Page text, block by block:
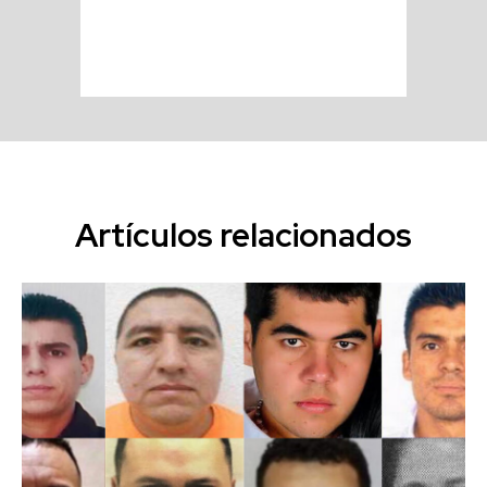
Artículos relacionados